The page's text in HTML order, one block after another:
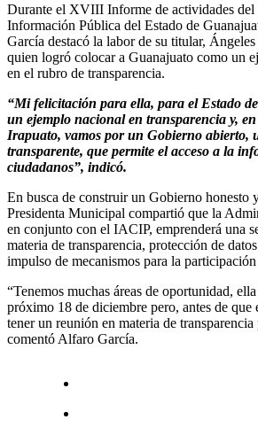
Durante el XVIII Informe de actividades del
Información Pública del Estado de
García destacó la labor de su titular,
quien logró colocar a Guanajuato como un
en el rubro de transparencia.
“Mi felicitación para ella, para el Estado
un ejemplo nacional en transparencia y,
Irapuato, vamos por un Gobierno abierto,
transparente, que permite el acceso a la
ciudadanos”, indicó.
En busca de construir un Gobierno honesto
Presidenta Municipal compartió que la
en conjunto con el IACIP, emprenderá una
materia de transparencia, protección de
impulso de mecanismos para la
“Tenemos muchas áreas de oportunidad,
próximo 18 de diciembre pero, antes de que
tener un reunión en materia de transparencia
comentó Alfaro García.